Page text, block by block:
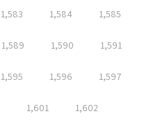
1,583 1,584 1,585
1,589 1,590 1,591
1,595 1,596 1,597
1,601 1,602